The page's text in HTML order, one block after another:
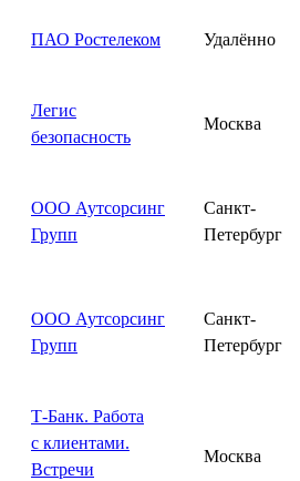
ПАО Ростелеком Удалённо
Легис
безопасность
Москва
ООО Аутсорсинг
Групп
Санкт-
Петербург
ООО Аутсорсинг
Групп
Санкт-
Петербург
Т-Банк. Работа
с клиентами.
Встречи
Москва